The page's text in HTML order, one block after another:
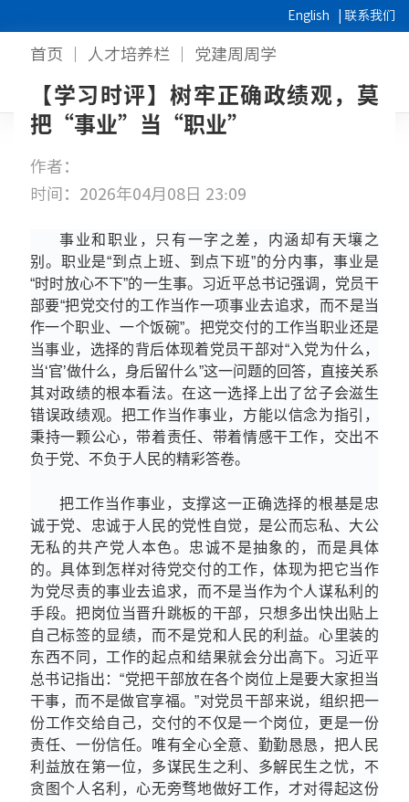
English 联系我们
首页 人才培养栏 党建周周学
【学习时评】树牢正确政绩观，莫
把“事业”当“职业”
作者：
时间：2026年04月08日 23:09
事业和职业，只有一字之差，内涵却有天壤之
别。职业是“到点上班、到点下班”的分内事，事业是
“时时放心不下”的一生事。习近平总书记强调，党员干
部要“把党交付的工作当作一项事业去追求，而不是当
作一个职业、一个饭碗”。把党交付的工作当职业还是
当事业，选择的背后体现着党员干部对“入党为什么，
当‘官’做什么，身后留什么”这一问题的回答，直接关系
其对政绩的根本看法。在这一选择上出了岔子会滋生
错误政绩观。把工作当作事业，方能以信念为指引，
秉持一颗公心，带着责任、带着情感干工作，交出不
负于党、不负于人民的精彩答卷。
把工作当作事业，支撑这一正确选择的根基是忠
诚于党、忠诚于人民的党性自觉，是公而忘私、大公
无私的共产党人本色。忠诚不是抽象的，而是具体
的。具体到怎样对待党交付的工作，体现为把它当作
为党尽责的事业去追求，而不是当作为个人谋私利的
手段。把岗位当晋升跳板的干部，只想多出快出贴上
自己标签的显绩，而不是党和人民的利益。心里装的
东西不同，工作的起点和结果就会分出高下。习近平
总书记指出：“党把干部放在各个岗位上是要大家担当
干事，而不是做官享福。”对党员干部来说，组织把一
份工作交给自己，交付的不仅是一个岗位，更是一份
责任、一份信任。唯有全心全意、勤勤恳恳，把人民
利益放在第一位，多谋民生之利、多解民生之忧，不
贪图个人名利，心无旁骛地做好工作，才对得起这份